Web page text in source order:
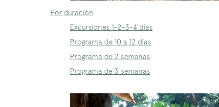
Por duración
Excursiones 1-2-3-4 días
Programa de 10 a 12 días
Programa de 2 semanas
Programa de 3 semanas